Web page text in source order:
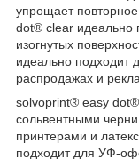
упрощает
dot® clear идеально
изогнутых
идеально подходит
распродажах и
solvoprint® easy
сольвентными
принтерами и
подходит для УФ-